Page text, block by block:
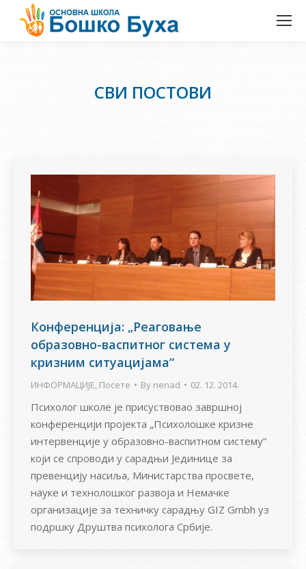
СВИ ПОСТОВИ
Конференција: „Реаговање
образовно-васпитног система у
кризним ситуацијама“
ИНФОРМАЦИЈЕ, Посете By nenad 02. 12. 2014.
Психолог школе је присуствовао завршној
конференцији пројекта „Психолошке кризне
интервенције у образовно-васпитном систему“
који се спроводи у сарадњи Јединице за
превенцију насиља, Министарства просвете,
науке и технолошког развоја и Немачке
организације за техничку сарадњу GIZ Gmbh уз
подршку Друштва психолога Србије.